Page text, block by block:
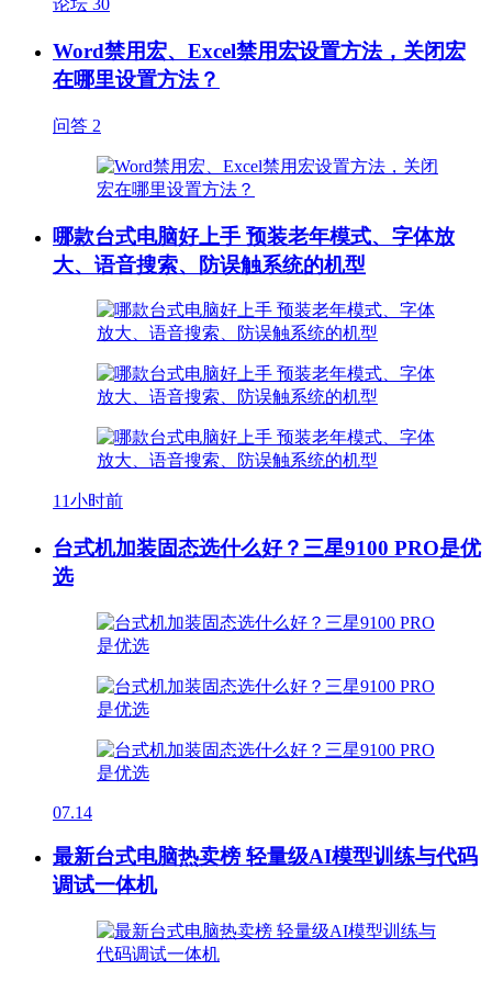
论坛 30
Word禁用宏、Excel禁用宏设置方法，关闭宏
在哪里设置方法？
问答 2
哪款台式电脑好上手 预装老年模式、字体放
大、语音搜索、防误触系统的机型
11小时前
台式机加装固态选什么好？三星9100 PRO是优
选
07.14
最新台式电脑热卖榜 轻量级AI模型训练与代码
调试一体机